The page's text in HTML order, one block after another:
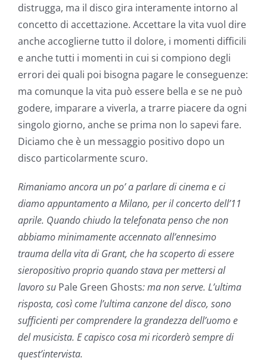
distrugga, ma il disco gira interamente intorno al
concetto di accettazione. Accettare la vita vuol dire
anche accoglierne tutto il dolore, i momenti difficili
e anche tutti i momenti in cui si compiono degli
errori dei quali poi bisogna pagare le conseguenze:
ma comunque la vita può essere bella e se ne può
godere, imparare a viverla, a trarre piacere da ogni
singolo giorno, anche se prima non lo sapevi fare.
Diciamo che è un messaggio positivo dopo un
disco particolarmente scuro.
Rimaniamo ancora un po’ a parlare di cinema e ci
diamo appuntamento a Milano, per il concerto dell’11
aprile. Quando chiudo la telefonata penso che non
abbiamo minimamente accennato all’ennesimo
trauma della vita di Grant, che ha scoperto di essere
sieropositivo proprio quando stava per mettersi al
lavoro su Pale Green Ghosts: ma non serve. L’ultima
risposta, così come l’ultima canzone del disco, sono
sufficienti per comprendere la grandezza dell’uomo e
del musicista. E capisco cosa mi ricorderò sempre di
quest’intervista.